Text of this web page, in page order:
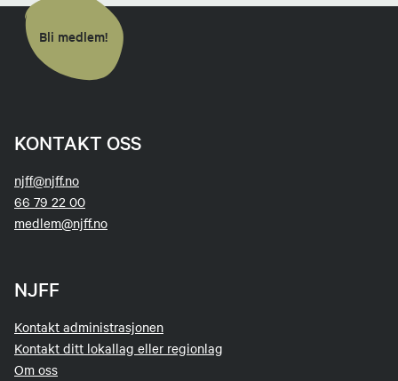
Bli medlem!
KONTAKT OSS
njff@njff.no
66 79 22 00
medlem@njff.no
NJFF
Kontakt administrasjonen
Kontakt ditt lokallag eller regionlag
Om oss